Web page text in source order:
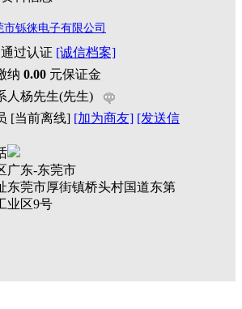
市铄徕电子有限公司
通过认证 [诚信档案]
纳 0.00 元保证金
人 杨先生(先生)
[当前离线] [加为商友] [发送信
广东-东莞市
东莞市厚街镇桥头村国道东第
业区9号